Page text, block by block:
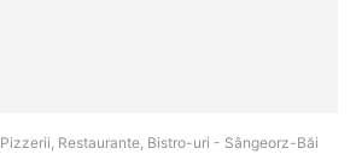
Pizzerii, Restaurante, Bistro-uri - Sângeorz-Băi